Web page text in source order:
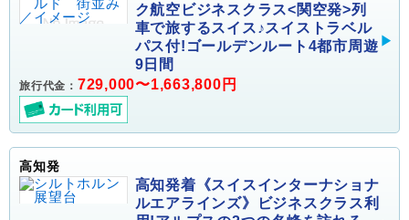
ク航空ビジネスクラス<関空発>列
車で旅するスイス♪スイストラベル
パス付!ゴールデンルート4都市周遊
9日間
旅行代金： 729,000〜1,663,800円
高知発
高知発着《スイスインターナショナ
ルエアラインズ》ビジネスクラス利